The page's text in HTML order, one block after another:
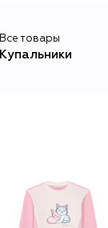
Все товары
Купальники